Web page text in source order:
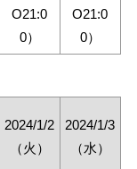
O21:0
0）
O21:0
0）
2024/1/2
（火）
2024/1/3
（水）